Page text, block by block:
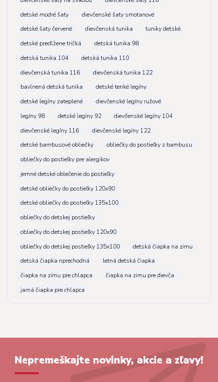
detské modré šaty
dievčenské šaty smotanové
detské šaty červené
dievčenská tunika
tuniky detské
detské predlžene tričká
detská tunika 98
detská tunika 104
detská tunika 110
dievčenská tunika 116
dievčenská tunika 122
bavlnená detská tunika
detské tenké legíny
detské legíny zateplené
dievčenské legíny ružové
legíny 98
detské legíny 92
dievčenské legíny 104
dievčenské legíny 116
dievčenské legíny 122
detské bambusové obliečky
obliečky do postieľky z bambusu
obliečky do postieľky pre alergikov
jemné detské oblečenie do postieľky
detské obliečky do postieľky 120x90
detské obliečky do postieľky 135x100
obliečky do detskej postieľky
obliečky do detskej postieľky 120x90
obliečky do detskej postieľky 135x100
detská čiapka na zimu
detská čiapka nprechodná
letná detská čiapka
čiapka na zimu pre chlapca
čiapka na zimu pre dievča
jarná čiapka pre chlapca
Nepremeškajte novinky, akcie a zľavy!